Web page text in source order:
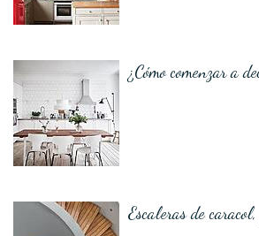
¿Cómo comenzar a
Escaleras de